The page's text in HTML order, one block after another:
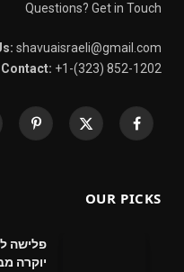
Questions? Get in Touch
shavuaisraeli@gmail.com
Contact: +1-(323) 852-1202
Facebook
X
OUR PICKS
פלישה
יוקרה